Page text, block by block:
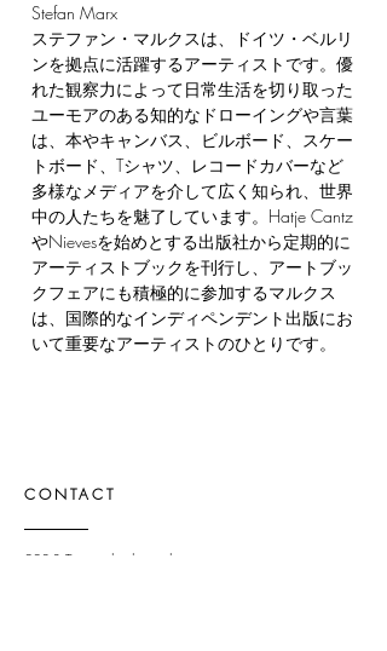
Stefan Marx
ステファン・マルクスは、ドイツ・ベルリ
ンを拠点に活躍するアーティストです。優
れた観察力によって日常生活を切り取った
ユーモアのある知的なドローイングや言葉
は、本やキャンバス、ビルボード、スケー
トボード、Tシャツ、レコードカバーなど
多様なメディアを介して広く知られ、世界
中の人たちを魅了しています。Hatje Cantz
やNievesを始めとする出版社から定期的に
アーティストブックを刊行し、アートブッ
クフェアにも積極的に参加するマルクス
は、国際的なインディペンデント出版にお
いて重要なアーティストのひとりです。
CONTACT
220-3 Tatsunokuchimachi,